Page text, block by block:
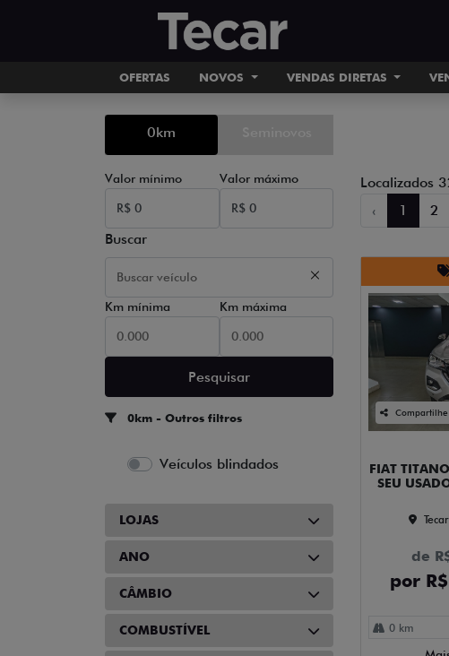
OFERTAS NOVOS VENDAS DIRETAS
0km
Valor mínimo Valor máximo
Buscar
Km mínima Km máxima
Pesquisar
0km - Outros filtros
Veículos blindados
LOJAS
ANO
CÂMBIO
COMBUSTÍVEL
Localizados
‹
1 2
Compartilhe
FIAT
SEU
de
por
0 km